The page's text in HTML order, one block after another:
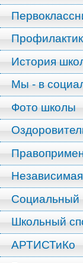
История
Мы - в
Фото школы
Социальный
Школьный
АРТИСТиКо